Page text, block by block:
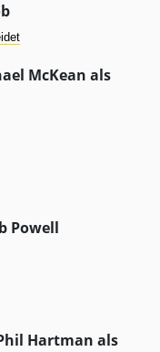
McKean als
Powell
Hartman als